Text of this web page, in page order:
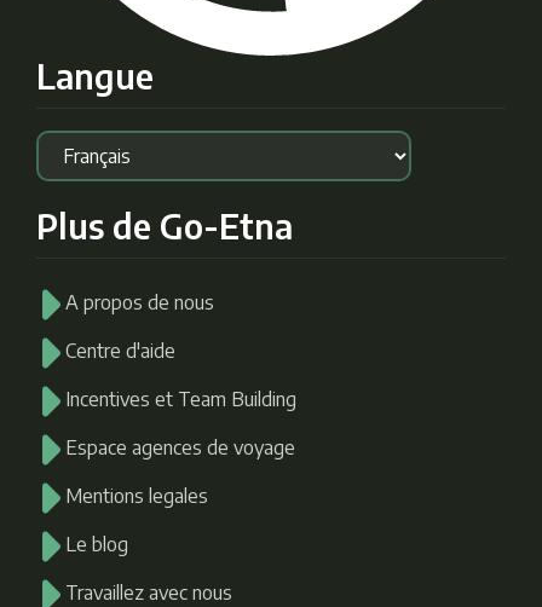
Langue
Plus de Go-Etna
A propos de nous
Centre d'aide
Incentives et Team Building
Espace agences de voyage
Mentions legales
Le blog
Travaillez avec nous